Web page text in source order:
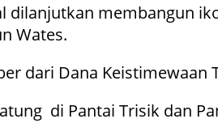
dilanjutkan membangun
Wates.
dari Dana Keistimewaan
di Pantai Trisik dan